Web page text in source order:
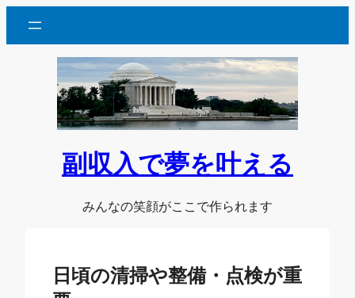
を
副収入で夢を叶える
みんなの笑顔がここで作られます
日頃の清掃や整備・点検が重